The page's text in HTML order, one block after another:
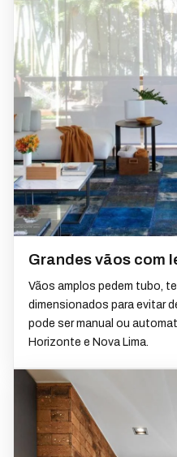
Grandes vãos com
Vãos amplos pedem tubo,
dimensionados para evitar
pode ser manual ou
Horizonte e Nova Lima.